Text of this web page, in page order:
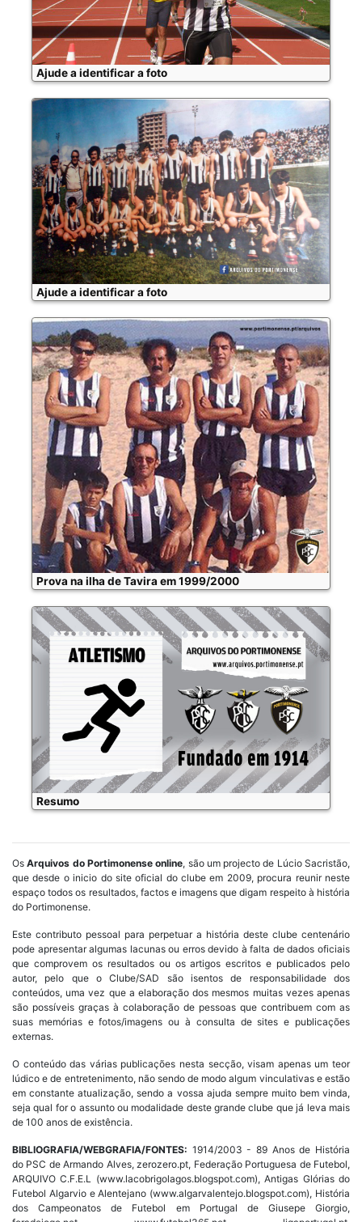
Ajude a identificar a foto
Ajude a identificar a foto
Prova na ilha de Tavira em 1999/2000
Resumo
OsArquivos do Portimonense online, são um projecto de Lúcio Sacristão,
que desde o inicio do site oficial do clube em 2009, procura reunir neste
espaço todos os resultados, factos e imagens que digam respeito à história
do Portimonense.
Este contributo pessoal para perpetuar a história deste clube centenário
pode apresentar algumas lacunas ou erros devido à falta de dados oficiais
que comprovem os resultados ou os artigos escritos e publicados pelo
autor, pelo que o Clube/SAD são isentos de responsabilidade dos
conteúdos, uma vez que a elaboração dos mesmos muitas vezes apenas
são possíveis graças à colaboração de pessoas que contribuem com as
suas memórias e fotos/imagens ou à consulta de sites e publicações
externas.
O conteúdo das várias publicações nesta secção, visam apenas um teor
lúdico e de entretenimento, não sendo de modo algum vinculativas e estão
em constante atualização, sendo a vossa ajuda sempre muito bem vinda,
seja qual for o assunto ou modalidade deste grande clube que já leva mais
de 100 anos de existência.
BIBLIOGRAFIA/WEBGRAFIA/FONTES: 1914/2003 - 89 Anos de História
do PSC de Armando Alves, zerozero.pt, Federação Portuguesa de Futebol,
ARQUIVO C.F.E.L (www.lacobrigolagos.blogspot.com), Antigas Glórias do
Futebol Algarvio e Alentejano (www.algarvalentejo.blogspot.com), História
dos Campeonatos de Futebol em Portugal de Giusepe Giorgio,